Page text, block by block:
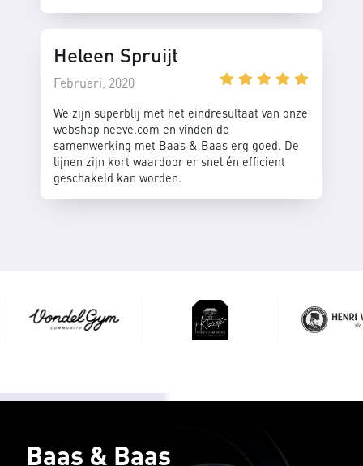
Heleen Spruijt
Februari, 2020
We zijn superblij met het eindresultaat van onze
webshop neeve.com en vinden de
samenwerking met Baas & Baas erg goed. De
lijnen zijn kort waardoor er snel én efficient
geschakeld kan worden.
Baas & Baas